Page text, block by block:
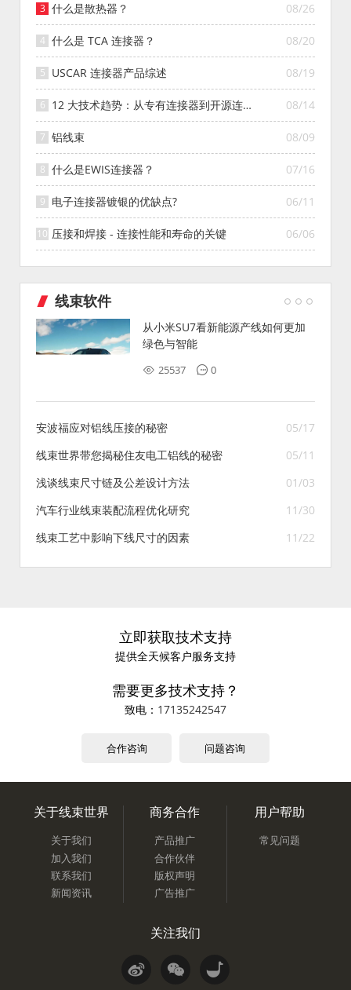
08/26
什么是散热器？
08/20
什么是 TCA 连接器？
08/19
USCAR 连接器产品综述
08/14
12 大技术趋势：从专有连接器到开源连接
器的演变
08/09
铝线束
07/16
什么是EWIS连接器？
06/11
电子连接器镀银的优缺点?
06/06
压接和焊接 - 连接性能和寿命的关键
线束软件
从小米SU7看新能源产线如何更加
绿色与智能
25537 0
05/17
安波福应对铝线压接的秘密
05/11
线束世界带您揭秘住友电工铝线的秘密
01/03
浅谈线束尺寸链及公差设计方法
11/30
汽车行业线束装配流程优化研究
11/22
线束工艺中影响下线尺寸的因素
立即获取技术支持
提供全天候客户服务支持
需要更多技术支持？
致电： 17135242547
合作咨询 问题咨询
关于线束世界
关于我们
加入我们
联系我们
新闻资讯
商务合作
产品推广
合作伙伴
版权声明
广告推广
用户帮助
常见问题
关注我们